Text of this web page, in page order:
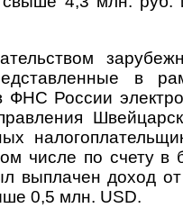
в
ФНС Рос­сии
числе по счету
выпла­чен доход
0,5 млн. USD.